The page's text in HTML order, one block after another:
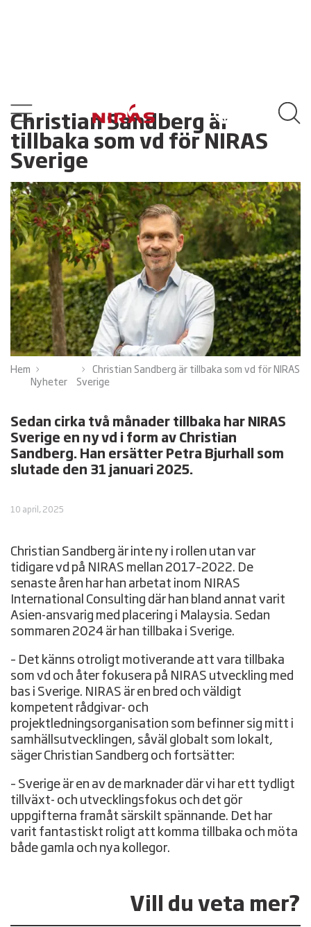
Christian Sandberg är
tillbaka som vd för NIRAS
Sverige
Hem
Nyheter
Christian Sandberg är tillbaka som vd för NIRAS
Sverige
Sedan cirka två månader tillbaka har NIRAS
Sverige en ny vd i form av Christian
Sandberg. Han ersätter Petra Bjurhall som
slutade den 31 januari 2025.
10 april, 2025
Christian Sandberg är inte ny i rollen utan var
tidigare vd på NIRAS mellan 2017–2022. De
senaste åren har han arbetat inom NIRAS
International Consulting där han bland annat varit
Asien-ansvarig med placering i Malaysia. Sedan
sommaren 2024 är han tillbaka i Sverige.
– Det känns otroligt motiverande att vara tillbaka
som vd och åter fokusera på NIRAS utveckling med
bas i Sverige. NIRAS är en bred och väldigt
kompetent rådgivar- och
projektledningsorganisation som befinner sig mitt i
samhällsutvecklingen, såväl globalt som lokalt,
säger Christian Sandberg och fortsätter:
– Sverige är en av de marknader där vi har ett tydligt
tillväxt- och utvecklingsfokus och det gör
uppgifterna framåt särskilt spännande. Det har
varit fantastiskt roligt att komma tillbaka och möta
både gamla och nya kollegor.
Vill du veta mer?